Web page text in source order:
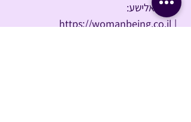
איילה אלישע:
https://womanbeing.co.il |